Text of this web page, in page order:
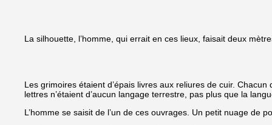
La silhouette, l’homme, qui errait en ces lieux, faisait deux
Les grimoires étaient d’épais livres aux reliures de cuir.
lettres n’étaient d’aucun langage terrestre, pas plus que la
L’homme se saisit de l’un de ces ouvrages. Un petit nuage de